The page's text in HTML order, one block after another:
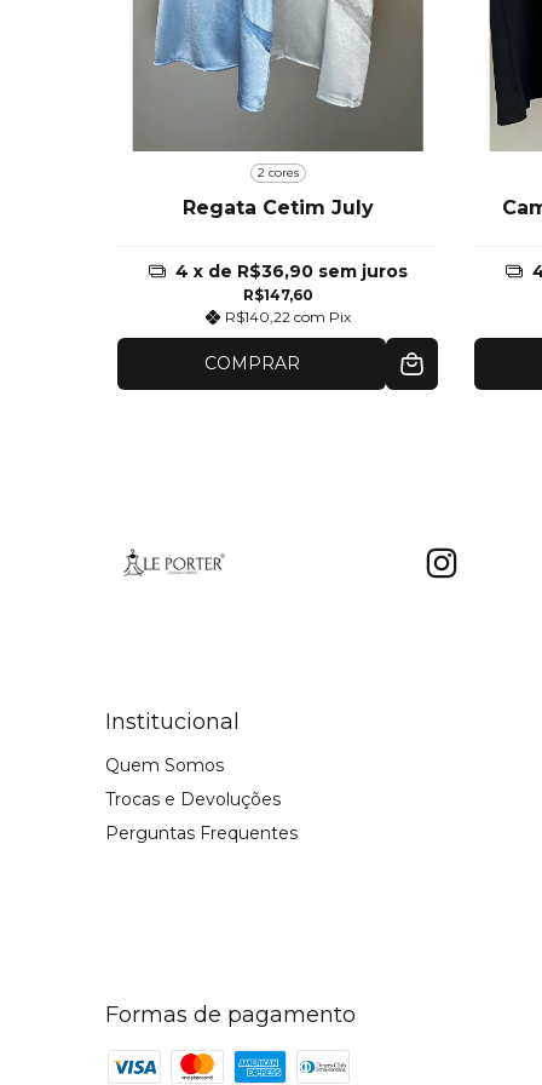
2 cores
Regata Cetim July
R$147,60
R$140,22 com Pix
4 x de R$36,90 sem juros
COMPRAR
Institucional
Quem Somos
Trocas e Devoluções
Perguntas Frequentes
Formas de pagamento